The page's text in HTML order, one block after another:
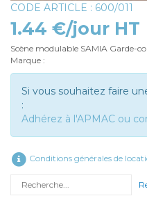
CODE ARTICLE : 600/011
1.44 €/jour HT
Scène modulable SAMIA Garde-
Marque :
Si vous souhaitez faire
:
Adhérez à l'APMAC ou
Conditions générales de
Rechercher